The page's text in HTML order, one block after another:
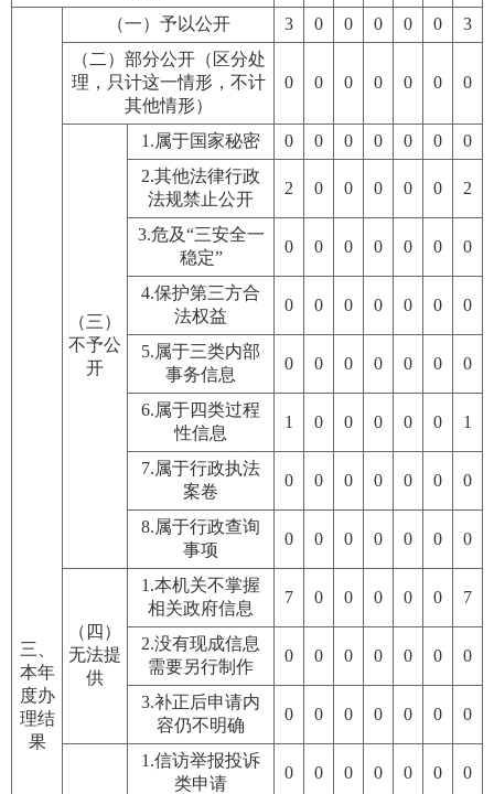
三、
本年
度办
理结
果
（一）予以公开 3 0 0 0 0 0
3
（二）部分公开（区分处
理，只计这一情形，不计
其他情形）
0 0 0 0 0 0 0
（三）
不予公
开
1.属于国家秘密 0 0 0 0 0 0
0
2.其他法律行政
法规禁止公开
2 0 0 0 0 0 2
3.危及“三安全一
稳定”
0 0 0 0 0 0 0
4.保护第三方合
法权益
0 0 0 0 0 0 0
5.属于三类内部
事务信息
0 0 0 0 0 0 0
6.属于四类过程
性信息
1 0 0 0 0 0 1
7.属于行政执法
案卷
0 0 0 0 0 0 0
8.属于行政查询
事项
0 0 0 0 0 0 0
（四）
无法提
供
1.本机关不掌握
相关政府信息
7 0 0 0 0 0 7
2.没有现成信息
需要另行制作
0 0 0 0 0 0 0
3.补正后申请内
容仍不明确
0 0 0 0 0 0 0
1.信访举报投诉
类申请
0 0 0 0 0 0 0